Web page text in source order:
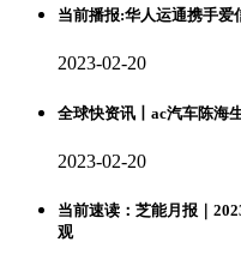
当前播报:华人运通携手爱
2023-02-20
全球快资讯丨ac汽车陈海
2023-02-20
当前速读：芝能月报｜
观